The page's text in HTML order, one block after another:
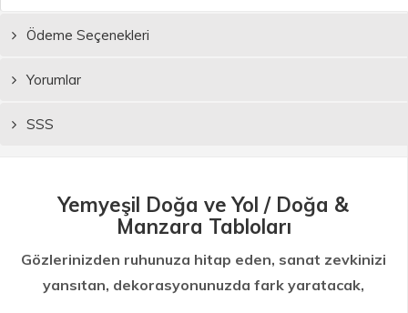
Ödeme Seçenekleri
Yorumlar
SSS
Yemyeşil Doğa ve Yol / Doğa &
Manzara Tabloları
Gözlerinizden ruhunuza hitap eden, sanat zevkinizi
yansıtan, dekorasyonunuzda fark yaratacak,